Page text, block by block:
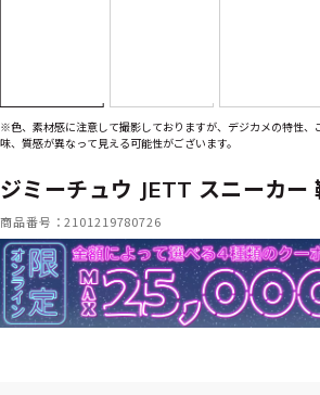
※色、素材感に注意して撮影しておりますが、デジカメの特性、
味、質感が異なって見える可能性がございます。
ジミーチュウ JETT スニーカー
商品番号：2101219780726